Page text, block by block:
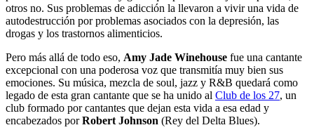
otros no. Sus problemas de adicción la llevaron a vivir una vida de
autodestrucción por problemas asociados con la depresión, las
drogas y los trastornos alimenticios.
Pero más allá de todo eso, Amy Jade Winehouse fue una cantante
excepcional con una poderosa voz que transmitía muy bien sus
emociones. Su música, mezcla de soul, jazz y R&B quedará como
legado de esta gran cantante que se ha unido al Club de los 27, un
club formado por cantantes que dejan esta vida a esa edad y
encabezados porRobert Johnson (Rey del Delta Blues).